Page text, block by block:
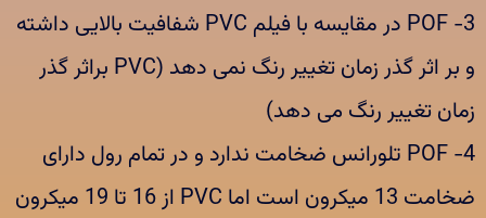
3- POF در مقایسه با فیلم PVC شفافیت بالایی داشته
و بر اثر گذر زمان تغییر رنگ نمی دهد (PVC براثر گذر
زمان تغییر رنگ می دهد)
4- POF تلورانس ضخامت ندارد و در تمام رول دارای
ضخامت 13 میکرون است اما PVC از 16 تا 19 میکرون